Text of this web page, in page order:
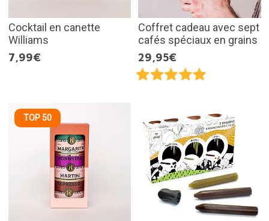
Cocktail en canette
Williams
7,99€
Coffret cadeau avec sept
cafés spéciaux en grains
29,95€
TOP 50